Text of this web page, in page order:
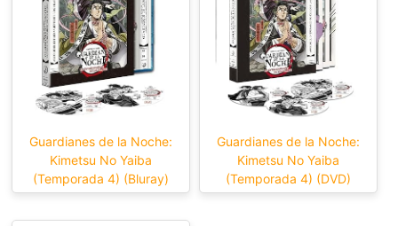
Guardianes de la Noche:
Kimetsu No Yaiba
(Temporada 4) (Bluray)
Guardianes de la Noche:
Kimetsu No Yaiba
(Temporada 4) (DVD)